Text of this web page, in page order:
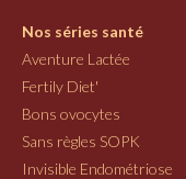
Nos séries santé
Aventure Lactée
Fertily Diet'
Bons ovocytes
Sans règles SOPK
Invisible Endométriose